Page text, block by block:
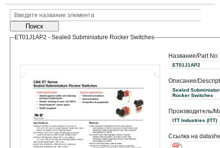
Поиск
ET01J1AP2 - Sealed Subminiature Rocker Switches
Название/Part No:
ET01J1AP2
Описание/
Sealed
Rocker Switches
Производитель/
ITT Industries (ITT)
Ссылка на